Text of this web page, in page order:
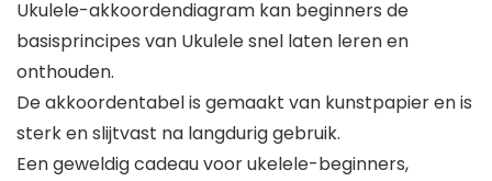
Ukulele-akkoordendiagram kan beginners de
basisprincipes van Ukulele snel laten leren en
onthouden.
De akkoordentabel is gemaakt van kunstpapier en is
sterk en slijtvast na langdurig gebruik.
Een geweldig cadeau voor ukelele-beginners,